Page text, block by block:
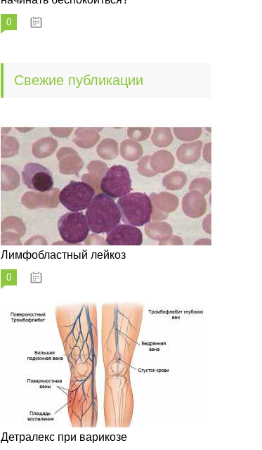
0
Свежие публикации
Лимфобластный лейкоз
0
Детралекс при варикозе